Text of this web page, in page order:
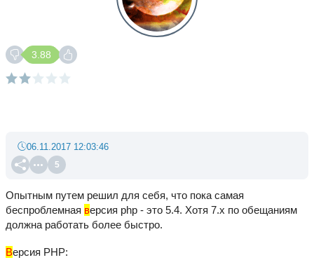
3.88
5
06.11.2017 12:03:46
Опытным путем решил для себя, что пока самая
беспроблемная версия php - это 5.4. Хотя 7.х по обещаниям
должна работать более быстро.
Версия PHP